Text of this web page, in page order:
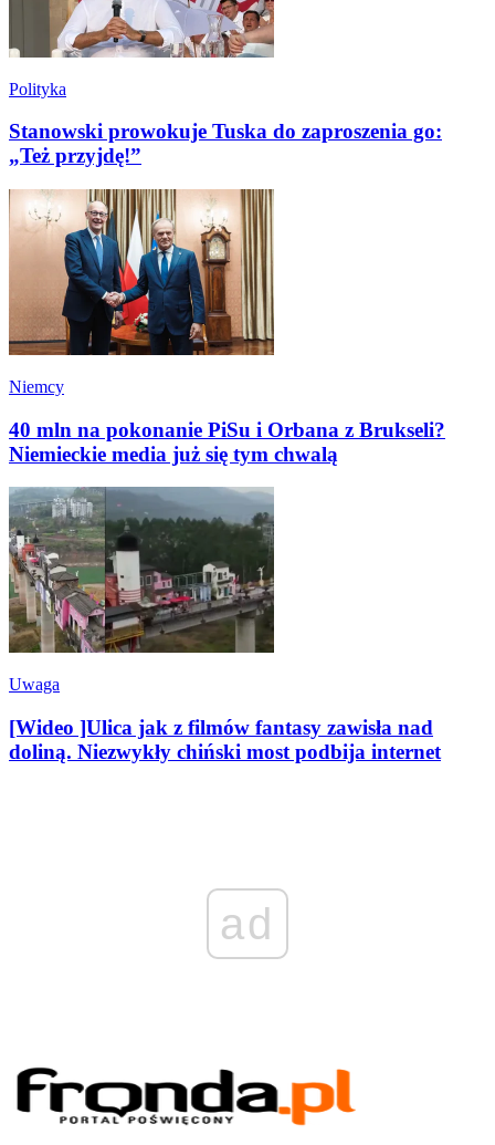
Polityka
Stanowski prowokuje Tuska do zaproszenia go:
„Też przyjdę!”
Niemcy
40 mln na pokonanie PiSu i Orbana z Brukseli?
Niemieckie media już się tym chwalą
Uwaga
[Wideo ]Ulica jak z filmów fantasy zawisła nad
doliną. Niezwykły chiński most podbija internet
ad